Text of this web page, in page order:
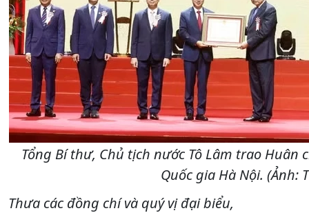
Tổng Bí thư, Chủ tịch nước Tô Lâm trao
Quốc gia Hà Nội. (Ảnh:
Thưa các đồng chí và quý vị đại biểu,